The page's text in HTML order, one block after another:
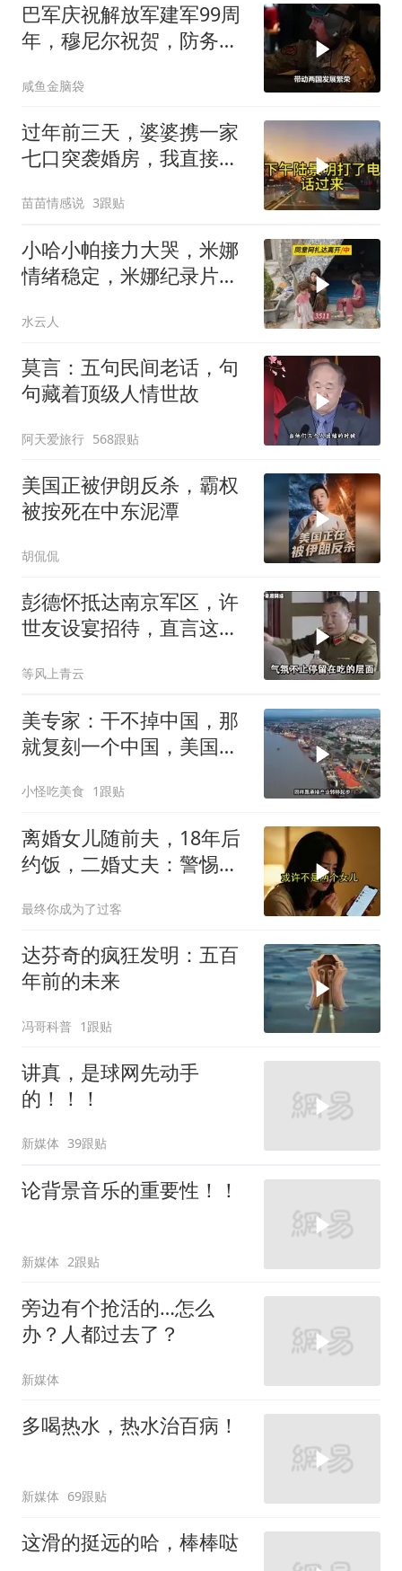
巴军庆祝解放军建军99周
年，穆尼尔祝贺，防务合
咸鱼金脑袋
过年前三天，婆婆携一家
七口突袭婚房，我直接锁
公里外娘家
苗苗情感说 3跟贴
小哈小帕接力大哭，米娜
情绪稳定，米娜纪录片
水云人
莫言：五句民间老话，句
句藏着顶级人情世故
阿天爱旅行 568跟贴
美国正被伊朗反杀，霸权
被按死在中东泥潭
胡侃侃
彭德怀抵达南京军区，许
世友设宴招待，直言这是
等风上青云
美专家：干不掉中国，那
就复刻一个中国，美国看
小怪吃美食 1跟贴
离婚女儿随前夫，18年后
约饭，二婚丈夫：警惕骗
最终你成为了过客
达芬奇的疯狂发明：五百
年前的未来
冯哥科普 1跟贴
讲真，是球网先动手
的！！！
新媒体 39跟贴
论背景音乐的重要性！！
新媒体 2跟贴
旁边有个抢活的…怎么
办？人都过去了？
新媒体
多喝热水，热水治百病！
新媒体 69跟贴
这滑的挺远的哈，棒棒哒